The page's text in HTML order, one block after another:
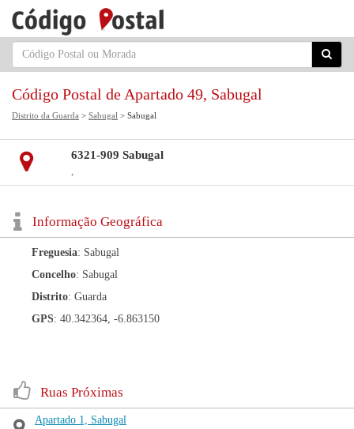
Código Postal de Apartado 49, Sabugal
Distrito da Guarda > Sabugal > Sabugal
6321-909 Sabugal
,
Informação Geográfica
Freguesia: Sabugal
Concelho: Sabugal
Distrito: Guarda
GPS: 40.342364, -6.863150
Ruas Próximas
Apartado 1, Sabugal